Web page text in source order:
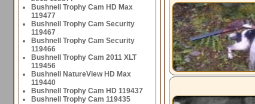
Bushnell Trophy Cam HD Max
119477
Bushnell Trophy Cam Security
119467
Bushnell Trophy Cam Security
119466
Bushnell Trophy Cam 2011 XLT
119456
Bushnell NatureView HD Max
119440
Bushnell Trophy Cam HD 119437
Bushnell Trophy Cam 119435